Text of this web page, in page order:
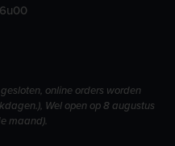
online orders worden
Wel open op 8 augustus
maand).